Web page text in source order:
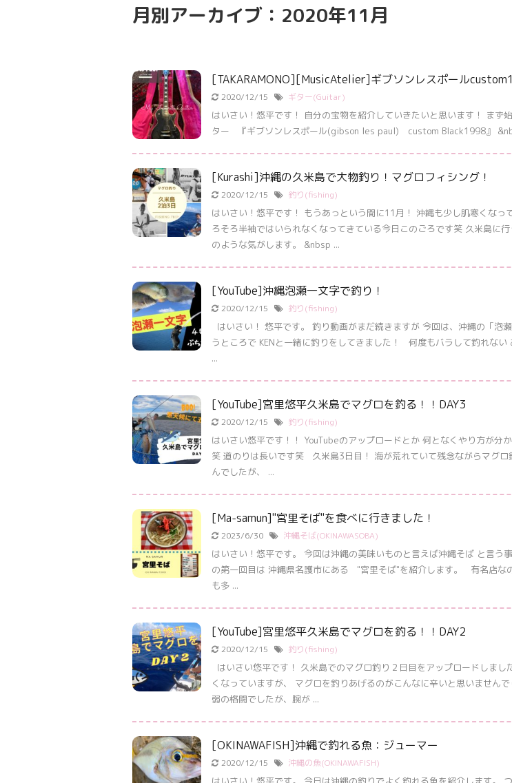
月別アーカイブ：2020年11月
[TAKARAMONO][MusicAtelier]ギブソンレスポール
2020/12/15 ギター(Guitar)
はいさい！悠平です！ 自分の宝物を紹介していきたいと思います！ まず
ター 『ギブソンレスポール(gibson les paul) custom Black1998』
[Kurashi]沖縄の久米島で大物釣り！マグロフィシング！
2020/12/15 釣り(fishing)
はいさい！悠平です！ もうあっという間に11月！ 沖縄も少し肌寒くなっ
ろそろ半袖ではいられなくなってきている今日このごろです笑 久米島に
のような気がします。 &nbsp ...
[YouTube]沖縄泡瀬一文字で釣り！
2020/12/15 釣り(fishing)
はいさい！ 悠平です。 釣り動画がまだ続きますが 今回は、沖縄の「泡
うところで KENと一緒に釣りをしてきました！ 何度もバラして釣れない
...
[YouTube]宮里悠平久米島でマグロを釣る！！DAY3
2020/12/15 釣り(fishing)
はいさい悠平です！！ YouTubeのアップロードとか 何となくやり方が分
笑 道のりは長いです笑 久米島3日目！ 海が荒れていて残念ながらマグロ
んでしたが、 ...
[Ma-samun]"宮里そば"を食べに行きました！
2023/6/30 沖縄そば(OKINAWASOBA)
はいさい！悠平です。 今回は沖縄の美味いものと言えば沖縄そば と言う
の第一回目は 沖縄県名護市にある "宮里そば"を紹介します。 有名店な
も多 ...
[YouTube]宮里悠平久米島でマグロを釣る！！DAY2
2020/12/15 釣り(fishing)
はいさい悠平です！ 久米島でのマグロ釣り２日目をアップロードしまし
くなっていますが、 マグロを釣りあげるのがこんなに辛いと思いません
弱の格闘でしたが、腕が ...
[OKINAWAFISH]沖縄で釣れる魚：ジューマー
2020/12/15 沖縄の魚(OKINAWAFISH)